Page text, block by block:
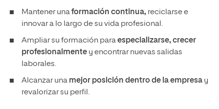
Mantener unaformación continua, reciclarse e
innovar a lo largo de su vida profesional.
Ampliar su formación paraespecializarse, crecer
profesionalmente y encontrar nuevas salidas
laborales.
Alcanzar una mejor posición dentro de la empresa y
revalorizar su perfil.